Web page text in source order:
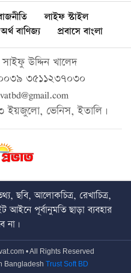
লাইফ স্টাইল
অর্থ বাণিজ্য প্রবাসে বাংলা
সাইফু উদ্দিন খালেদ
৩৫১১২৩৭০৩০
ভেনিস, ইতালি।
ছবি, আলোকচিত্র, রেখাচিত্র,
আইনে পূর্বানুমতি ছাড়া ব্যবহার
না।
• All Rights Reserved
Bangladesh Trust Soft BD